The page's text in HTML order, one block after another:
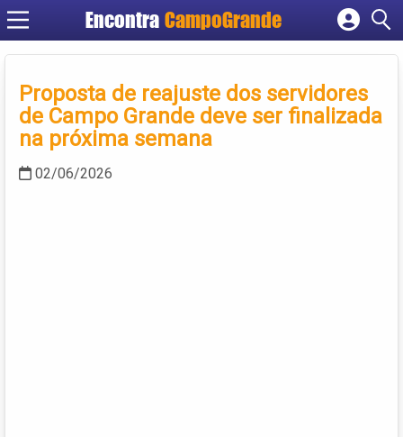
Encontra CampoGrande
Cadastrar empresa
Criar conta
Proposta de reajuste dos servidores
de Campo Grande deve ser finalizada
na próxima semana
02/06/2026